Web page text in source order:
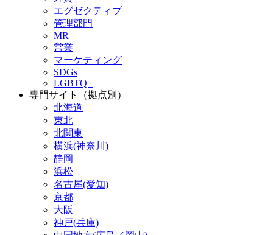
エグゼクティブ
管理部門
MR
営業
マーケティング
SDGs
LGBTQ+
専門サイト（拠点別）
北海道
東北
北関東
横浜(神奈川)
静岡
浜松
名古屋(愛知)
京都
大阪
神戸(兵庫)